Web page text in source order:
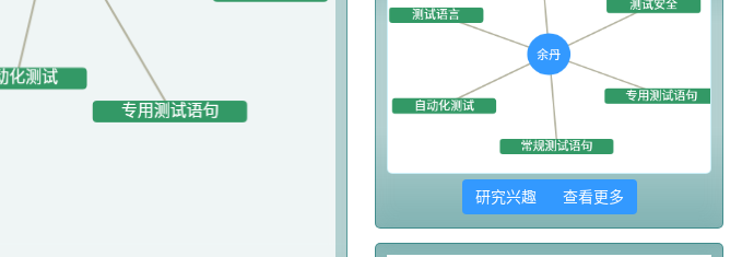
研究兴趣 查看更多